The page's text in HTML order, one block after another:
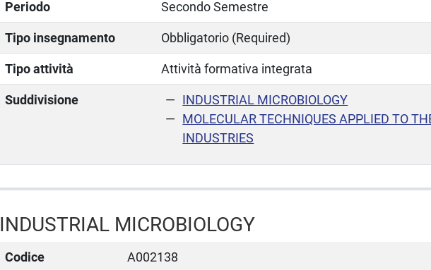
Periodo Secondo Semestre
Tipo insegnamento Obbligatorio (Required)
Tipo attività Attività formativa integrata
Suddivisione
INDUSTRIAL MICROBIOLOGY
MOLECULAR TECHNIQUES APPLIED TO
INDUSTRIES
INDUSTRIAL MICROBIOLOGY
Codice A002138